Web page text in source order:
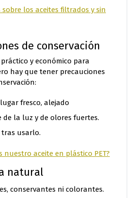
sobre los aceites filtrados y sin
de conservación
y económico para
hay que tener precauciones
fresco, alejado
la luz y de olores fuertes.
usarlo.
nuestro aceite en plástico PET?
natural
conservantes ni colorantes.